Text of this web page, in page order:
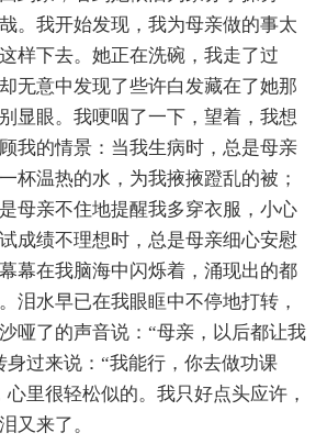
。我开始发现，我为母亲做的事太
样下去。她正在洗碗，我走了过
无意中发现了些许白发藏在了她那
显眼。我哽咽了一下，望着，我想
我的情景：当我生病时，总是母亲
杯温热的水，为我掖掖蹬乱的被；
母亲不住地提醒我多穿衣服，小心
成绩不理想时，总是母亲细心安慰
幕在我脑海中闪烁着，涌现出的都
泪水早已在我眼眶中不停地打转，
哑了的声音说：“母亲，以后都让我
过来说：“我能行，你去做功课
里很轻松似的。我只好点头应许，
又来了。